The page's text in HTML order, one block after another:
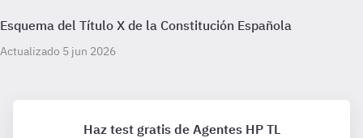
Esquema del Título X de la Constitución Española
Actualizado 5 jun 2026
Haz test gratis de Agentes HP TL